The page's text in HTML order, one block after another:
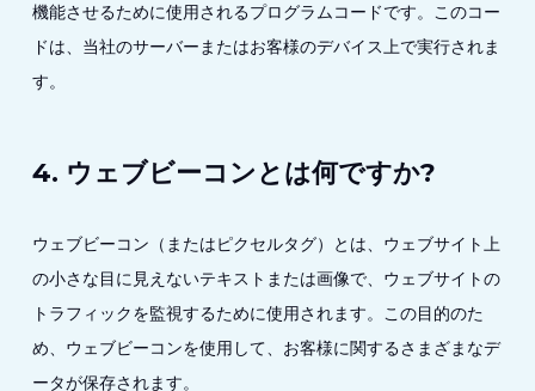
機能させるために使用されるプログラムコードです。このコー
ドは、当社のサーバーまたはお客様のデバイス上で実行されま
す。
4. ウェブビーコンとは何ですか?
ウェブビーコン（またはピクセルタグ）とは、ウェブサイト上
の小さな目に見えないテキストまたは画像で、ウェブサイトの
トラフィックを監視するために使用されます。この目的のた
め、ウェブビーコンを使用して、お客様に関するさまざまなデ
ータが保存されます。